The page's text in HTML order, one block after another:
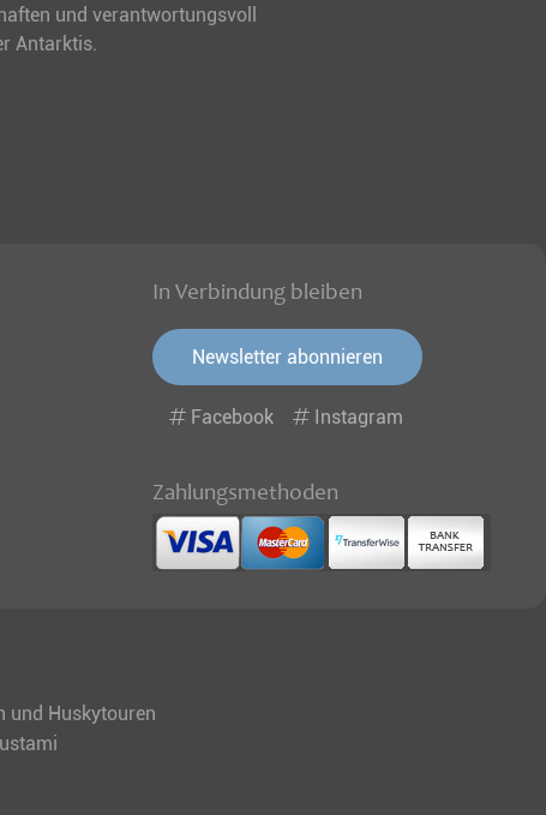
und verantwortungsvoll
Antarktis.
In Verbindung bleiben
Newsletter abonnieren
Facebook Instagram
Zahlungsmethoden
und Huskytouren